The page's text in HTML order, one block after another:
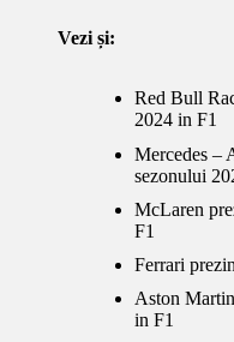
Vezi și:
Red Bull
2024 in F1
Mercedes –
sezonului
McLaren
F1
Ferrari
Aston
in F1